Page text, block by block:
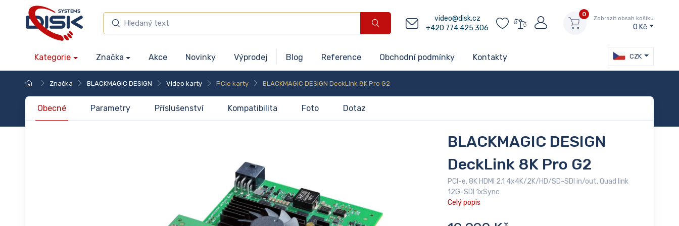
video@disk.cz
+420 774 425 306
0
Zobrazit obsah košíku
0 Kč
Kategorie Značka Akce Novinky Výprodej Blog Reference Obchodní podmínky Kontakty CZK
Značka BLACKMAGIC DESIGN Video karty PCIe karty BLACKMAGIC DESIGN DeckLink 8K Pro G2
Obecné Parametry Příslušenství Kompatibilita Foto Dotaz
BLACKMAGIC DESIGN
DeckLink 8K Pro G2
PCI-e, 8K HDMI 2.1 4x4K/2K/HD/SD-SDI in/out, Quad link
12G-SDI 1xSync
Celý popis